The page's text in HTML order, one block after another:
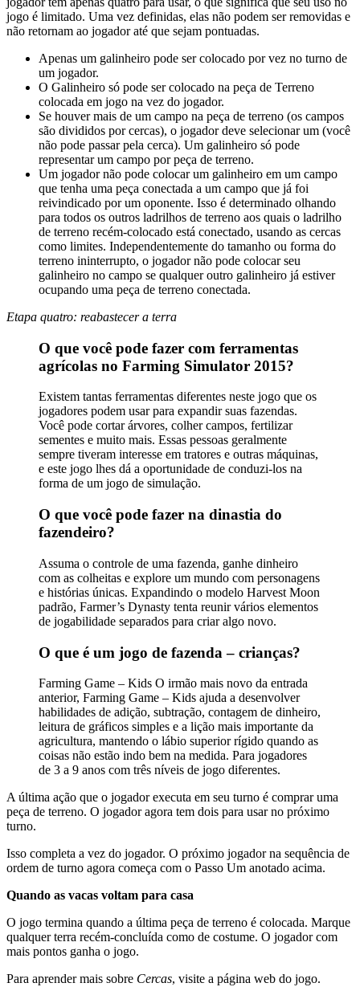
jogo é limitado. Uma vez definidas, elas não podem ser removidas e
não retornam ao jogador até que sejam pontuadas.
Apenas um galinheiro pode ser colocado por vez no turno de
um jogador.
O Galinheiro só pode ser colocado na peça de Terreno
colocada em jogo na vez do jogador.
Se houver mais de um campo na peça de terreno (os campos
são divididos por cercas), o jogador deve selecionar um (você
não pode passar pela cerca). Um galinheiro só pode
representar um campo por peça de terreno.
Um jogador não pode colocar um galinheiro em um campo
que tenha uma peça conectada a um campo que já foi
reivindicado por um oponente. Isso é determinado olhando
para todos os outros ladrilhos de terreno aos quais o ladrilho
de terreno recém-colocado está conectado, usando as cercas
como limites. Independentemente do tamanho ou forma do
terreno ininterrupto, o jogador não pode colocar seu
galinheiro no campo se qualquer outro galinheiro já estiver
ocupando uma peça de terreno conectada.
Etapa quatro: reabastecer a terra
O que você pode fazer com ferramentas
agrícolas no Farming Simulator 2015?
Existem tantas ferramentas diferentes neste jogo que os
jogadores podem usar para expandir suas fazendas.
Você pode cortar árvores, colher campos, fertilizar
sementes e muito mais. Essas pessoas geralmente
sempre tiveram interesse em tratores e outras máquinas,
e este jogo lhes dá a oportunidade de conduzi-los na
forma de um jogo de simulação.
O que você pode fazer na dinastia do
fazendeiro?
Assuma o controle de uma fazenda, ganhe dinheiro
com as colheitas e explore um mundo com personagens
e histórias únicas. Expandindo o modelo Harvest Moon
padrão, Farmer’s Dynasty tenta reunir vários elementos
de jogabilidade separados para criar algo novo.
O que é um jogo de fazenda – crianças?
Farming Game – Kids O irmão mais novo da entrada
anterior, Farming Game – Kids ajuda a desenvolver
habilidades de adição, subtração, contagem de dinheiro,
leitura de gráficos simples e a lição mais importante da
agricultura, mantendo o lábio superior rígido quando as
coisas não estão indo bem na medida. Para jogadores
de 3 a 9 anos com três níveis de jogo diferentes.
A última ação que o jogador executa em seu turno é comprar uma
peça de terreno. O jogador agora tem dois para usar no próximo
turno.
Isso completa a vez do jogador. O próximo jogador na sequência de
ordem de turno agora começa com o Passo Um anotado acima.
Quando as vacas voltam para casa
O jogo termina quando a última peça de terreno é colocada. Marque
qualquer terra recém-concluída como de costume. O jogador com
mais pontos ganha o jogo.
Para aprender mais sobre Cercas, visite a página web do jogo.